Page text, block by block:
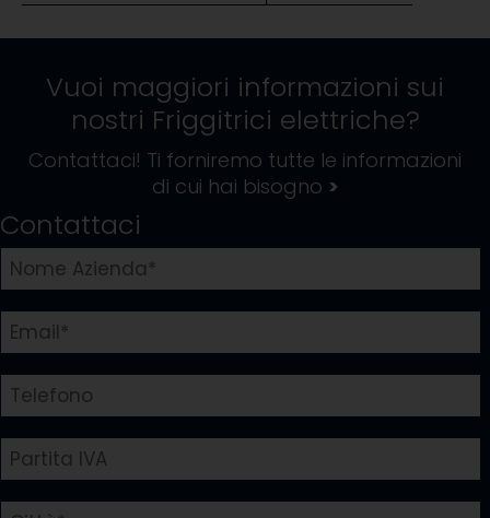
Vuoi maggiori informazioni sui
nostri Friggitrici elettriche?
Contattaci! Ti forniremo tutte le informazioni
di cui hai bisogno >
Contattaci